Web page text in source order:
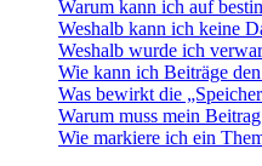
Warum kann ich auf
Weshalb kann ich keine
Weshalb wurde ich
Wie kann ich Beiträge
Was bewirkt die
Warum muss mein
Wie markiere ich ein